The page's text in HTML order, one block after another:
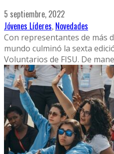
5 septiembre, 2022
Jóvenes Líderes, Novedades
Con representantes de más
mundo culminó la sexta
Voluntarios de FISU. De